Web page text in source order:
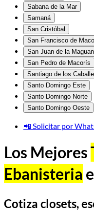
Sabana de la Mar
Samaná
San Cristóbal
San Francisco de
San Juan de la
San Pedro de Macorís
Santiago de los
Santo Domingo Este
Santo Domingo Norte
Santo Domingo Oeste
📲 Solicitar por
Los Mejores
Ebanisteria
Cotiza closets,